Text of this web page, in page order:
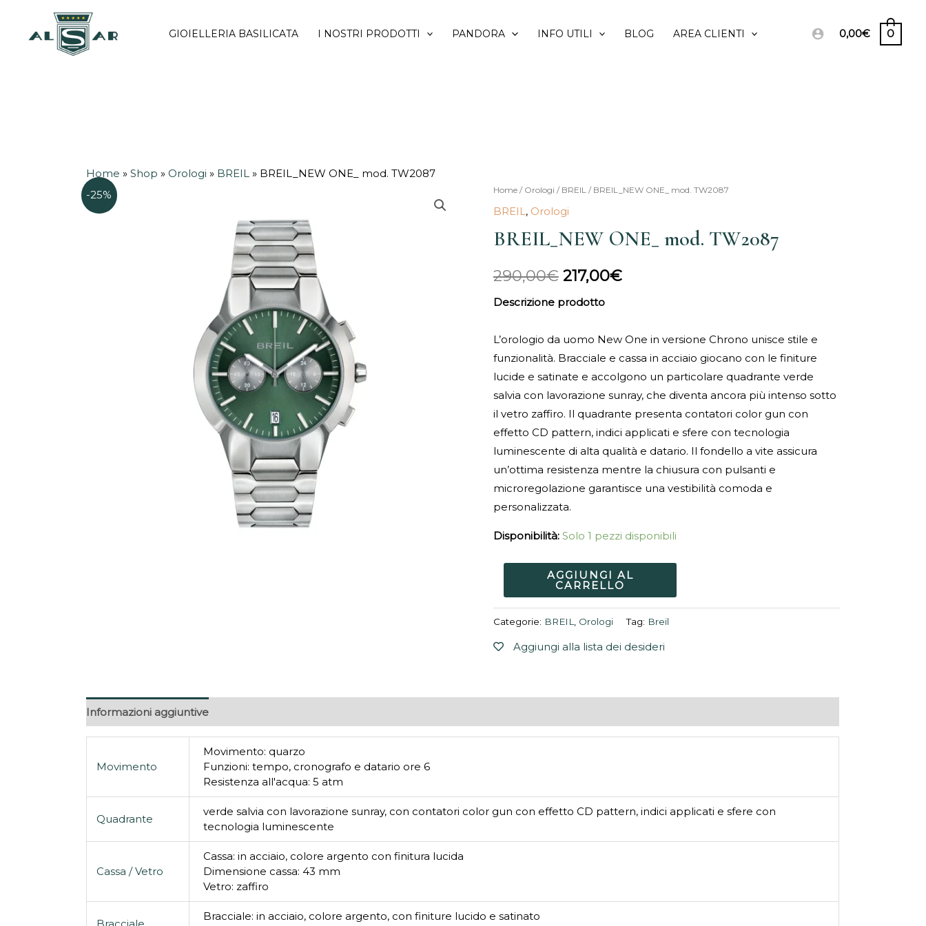
GIOIELLERIA BASILICATA I NOSTRI PRODOTTI PANDORA INFO UTILI BLOG AREA CLIENTI 0,00€ 0
Home »Shop » Orologi » BREIL » BREIL_NEW ONE_ mod. TW2087
-25%
Home/ Orologi / BREIL / BREIL_NEW ONE_ mod. TW2087
BREIL, Orologi
BREIL_NEW ONE_ mod. TW2087
290,00€
Il
originale
era:
290,00€.
217,00€
Il
attuale
è:
Descrizione prodotto
L’orologio da uomo New One in versione Chrono unisce stile e
funzionalità. Bracciale e cassa in acciaio giocano con le finiture
lucide e satinate e accolgono un particolare quadrante verde
salvia con lavorazione sunray, che diventa ancora più intenso sotto
il vetro zaffiro. Il quadrante presenta contatori color gun con
effetto CD pattern, indici applicati e sfere con tecnologia
luminescente di alta qualità e datario. Il fondello a vite assicura
un’ottima resistenza mentre la chiusura con pulsanti e
microregolazione garantisce una vestibilità comoda e
personalizzata.
Disponibilità: Solo 1 pezzi disponibili
BREIL_NEW
ONE_
TW2087
AGGIUNGI AL
CARRELLO
Categorie: BREIL Orologi Tag: Breil
Aggiungi alla lista dei desideri
Informazioni aggiuntive
Movimento
Movimento: quarzo
Funzioni: tempo, cronografo e datario ore 6
Resistenza all'acqua: 5 atm
Quadrante
verde salvia con lavorazione sunray, con contatori color gun con effetto CD pattern, indici applicati e sfere con
tecnologia luminescente
Cassa / Vetro
Cassa: in acciaio, colore argento con finitura lucida
Dimensione cassa: 43 mm
Vetro: zaffiro
Bracciale: in acciaio, colore argento, con finiture lucido e satinato